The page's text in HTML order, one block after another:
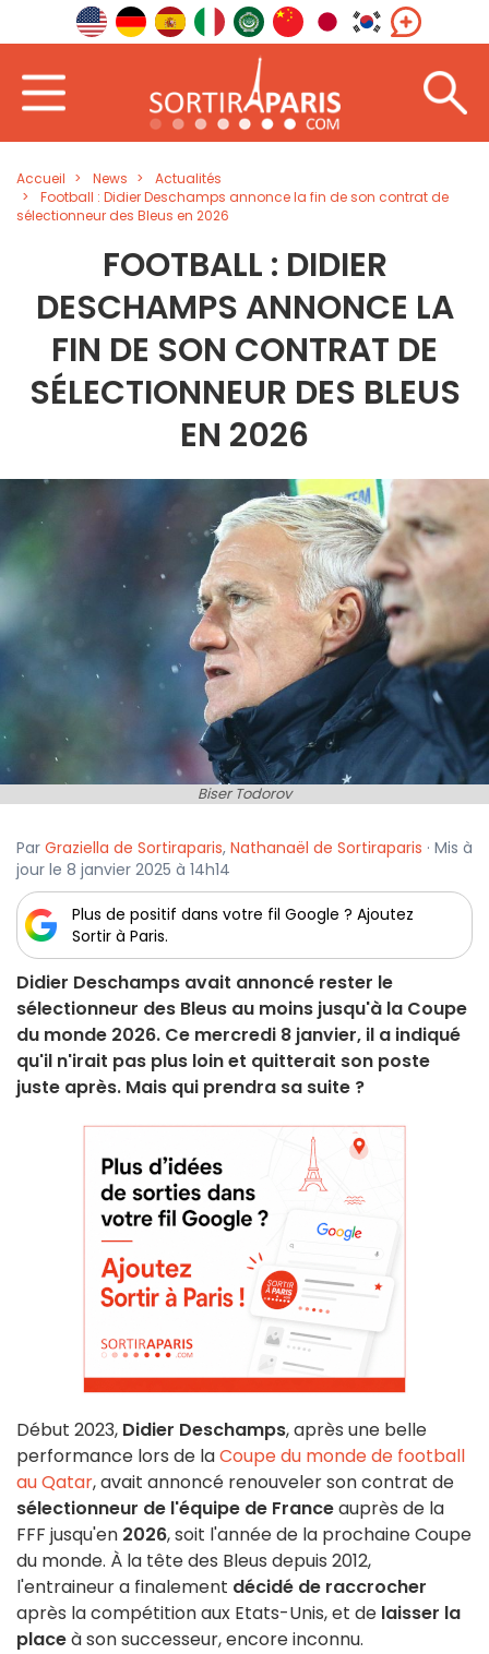
Accueil News
Actualités
Football : Didier Deschamps annonce la fin de son contrat de
sélectionneur des Bleus en 2026
FOOTBALL : DIDIER
DESCHAMPS ANNONCE LA
FIN DE SON CONTRAT DE
SÉLECTIONNEUR DES BLEUS
EN 2026
Biser Todorov
Par Graziella de Sortiraparis, Nathanaël de Sortiraparis · Mis à
jour le 8 janvier 2025 à 14h14
Plus de positif dans votre fil Google ? Ajoutez
Sortir à Paris.
Didier Deschamps avait annoncé rester le
sélectionneur des Bleus au moins jusqu'à la Coupe
du monde 2026. Ce mercredi 8 janvier, il a indiqué
qu'il n'irait pas plus loin et quitterait son poste
juste après. Mais qui prendra sa suite ?
Début 2023, Didier Deschamps, après une belle
performance lors de laCoupe du monde de football
au Qatar, avait annoncé renouveler son contrat de
sélectionneur de l'équipe de Franceauprès de la
FFF jusqu'en 2026, soit l'année de la prochaine Coupe
du monde. À la tête des Bleus depuis 2012,
l'entraineur a finalement décidé de raccrocher
après la compétition aux Etats-Unis, et de laisser la
placeà son successeur, encore inconnu.